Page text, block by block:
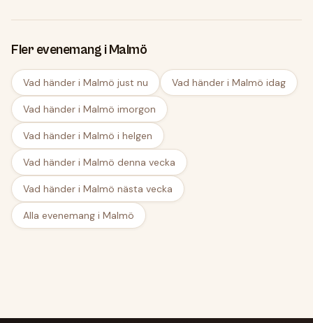
Fler evenemang i Malmö
Vad händer i Malmö just nu Vad händer i Malmö idag
Vad händer i Malmö imorgon
Vad händer i Malmö i helgen
Vad händer i Malmö denna vecka
Vad händer i Malmö nästa vecka
Alla evenemang i Malmö